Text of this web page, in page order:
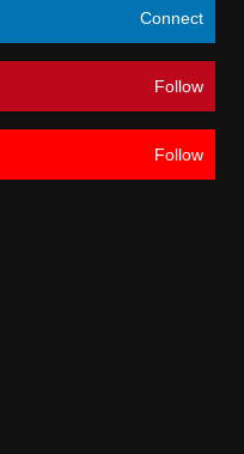
Connect
Follow
Follow